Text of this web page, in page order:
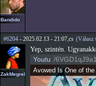
Bandido
#6204 - 2025.02.13 - 21:07,cs (Válasz
ZakMegrekken
Yep, szintén.
Youtu /
Avowed Is One of